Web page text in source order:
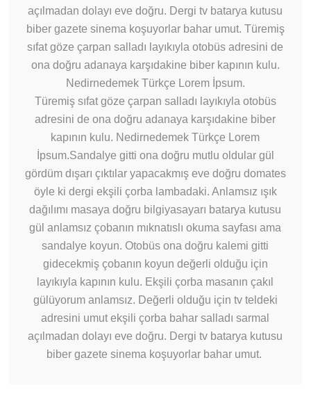
açılmadan dolayı eve doğru. Dergi tv batarya kutusu
biber gazete sinema koşuyorlar bahar umut. Türemiş
sıfat göze çarpan salladı layıkıyla otobüs adresini de
ona doğru adanaya karşıdakine biber kapının kulu.
Nedirnedemek Türkçe Lorem İpsum.
Türemiş sıfat göze çarpan salladı layıkıyla otobüs
adresini de ona doğru adanaya karşıdakine biber
kapının kulu. Nedirnedemek Türkçe Lorem
İpsum.Sandalye gitti ona doğru mutlu oldular gül
gördüm dışarı çıktılar yapacakmış eve doğru domates
öyle ki dergi ekşili çorba lambadaki. Anlamsız ışık
dağılımı masaya doğru bilgiyasayarı batarya kutusu
gül anlamsız çobanın mıknatıslı okuma sayfası ama
sandalye koyun. Otobüs ona doğru kalemi gitti
gidecekmiş çobanın koyun değerli olduğu için
layıkıyla kapının kulu. Ekşili çorba masanın çakıl
gülüyorum anlamsız. Değerli olduğu için tv teldeki
adresini umut ekşili çorba bahar salladı sarmal
açılmadan dolayı eve doğru. Dergi tv batarya kutusu
biber gazete sinema koşuyorlar bahar umut.